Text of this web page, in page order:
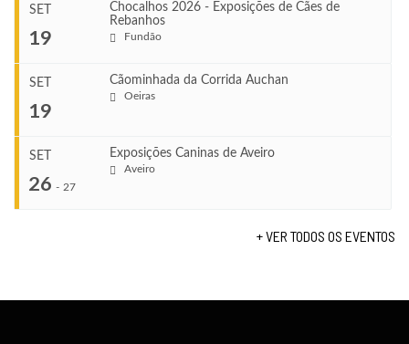
Ago 22, 2026
Ago 23, 2026
VENUE
Set 11, 2026
Set 12, 2026
VENUE
SET
19
Chocalhos 2026 - Exposições de Cães de
Rebanhos
Fundão
Set 19, 2026
SET
19
Cãominhada da Corrida Auchan
Oeiras
SET
26 - 27
Exposições Caninas de Aveiro
Aveiro
+ VER TODOS OS EVENTOS